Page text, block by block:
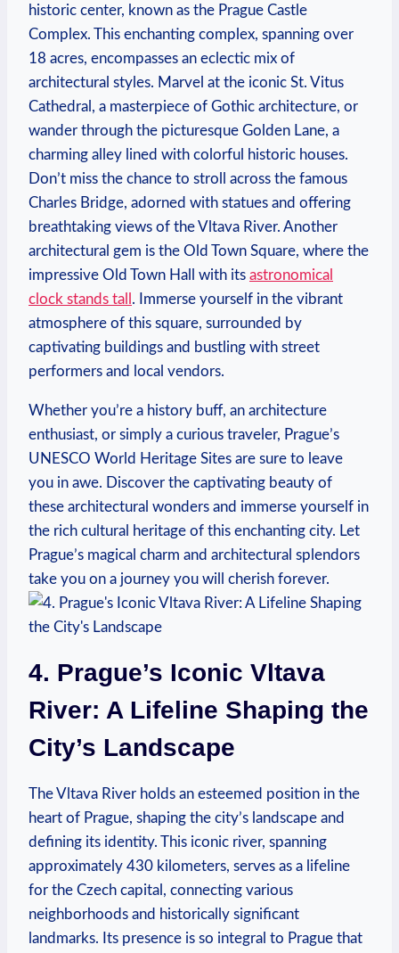
historic center, known as​ the ⁣Prague Castle
Complex. This enchanting complex,⁢ spanning over
18 acres, encompasses an eclectic mix⁢ of
architectural styles.⁢ Marvel at the⁣ iconic St. Vitus
Cathedral, a masterpiece of ‌Gothic architecture, or
wander through the picturesque⁣ Golden Lane, ​a
charming ​alley lined with colorful historic houses.
Don’t ​miss the chance to stroll ⁤across the famous
Charles ‍Bridge,⁣ adorned with statues and offering
breathtaking views ⁣of ⁢the Vltava River. Another
architectural‍ gem is ⁢the Old Town Square, where the
‌impressive Old‌ Town Hall‍ with its astronomical
clock stands tall . Immerse yourself ‍in the vibrant
atmosphere of this square, surrounded by
captivating buildings and ⁢bustling​ with‍ street
performers and ⁢local vendors.
Whether ⁢you’re​ a history buff, an architecture
enthusiast, or simply a curious‌ traveler, Prague’s
UNESCO World Heritage ‌Sites are sure to⁤ leave
you in awe. Discover the‍ captivating beauty of
these​ architectural wonders and immerse yourself in
the rich⁢ cultural heritage of this enchanting city. Let⁣
Prague’s magical ⁣charm and architectural splendors
take you on a journey you will cherish ⁤forever.
4. Prague’s Iconic Vltava
River: A Lifeline Shaping the
City’s Landscape
The Vltava‍ River⁢ holds an esteemed ⁢position⁢ in the
heart of Prague, shaping the city’s landscape and
defining its identity. This iconic⁢ river, spanning
approximately 430 kilometers, serves as a lifeline
for the Czech capital, connecting‌ various
neighborhoods and historically significant
landmarks.‍ Its presence is⁣ so integral‌ to Prague that ​